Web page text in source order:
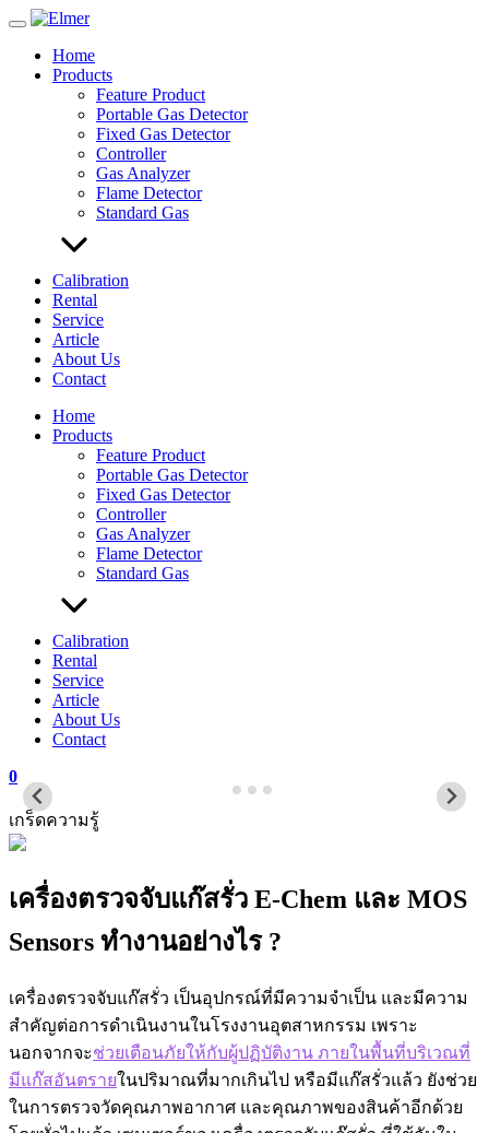
Skip
contentHome
Products
Feature Product
Portable Gas Detector
Fixed Gas Detector
Controller
Gas Analyzer
Flame Detector
Standard Gas
Calibration
Rental
Service
Article
About Us
Contact
Home
Products
Feature Product
Portable Gas Detector
Fixed Gas Detector
Controller
Gas Analyzer
Flame Detector
Standard Gas
Calibration
Rental
Service
Article
About Us
Contact
0
เกร็ดความรู้
เครื่องตรวจจับแก๊สรั่ว E-Chem และ MOS
Sensors ทำงานอย่างไร ?
เครื่องตรวจจับแก๊สรั่ว เป็นอุปกรณ์ที่มีความจำเป็น และมีความ
สำคัญต่อการดำเนินงานในโรงงานอุตสาหกรรม เพราะ
นอกจากจะช่วยเตือนภัยให้กับผู้ปฏิบัติงาน ภายในพื้นที่บริเวณที่
มีแก๊สอันตรายในปริมาณที่มากเกินไป หรือมีแก๊สรั่วแล้ว ยังช่วย
ในการตรวจวัดคุณภาพอากาศ และคุณภาพของสินค้าอีกด้วย